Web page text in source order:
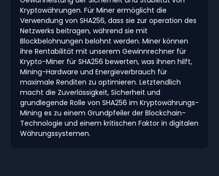
Kryptowährungen. Für Miner ermöglicht die
Verwendung von SHA256, dass sie zur operation des
Netzwerks beitragen, während sie mit
Blockbelohnungen belohnt werden. Miner können
ihre Rentabilität mit unserem Gewinnrechner für
Krypto-Miner für SHA256 bewerten, was ihnen hilft,
Mining-Hardware und Energieverbrauch für
maximale Renditen zu optimieren. Letztendlich
macht die Zuverlässigkeit, Sicherheit und
grundlegende Rolle von SHA256 im Kryptowährungs-
Mining es zu einem Grundpfeiler der Blockchain-
Technologie und einem kritischen Faktor in digitalen
Währungssystemen.